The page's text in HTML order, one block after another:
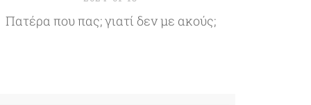
Πατέρα που πας; γιατί δεν με ακούς;